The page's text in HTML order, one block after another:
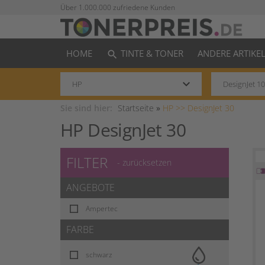
Über 1.000.000 zufriedene Kunden
HOME search TINTE & TONER ANDERE ARTIKEL
keyboard_arrow_down
Startseite » HP >> DesignJet 30
HP DesignJet 30
FILTER - zurücksetzen
ANGEBOTE
Ampertec
FARBE
schwarz